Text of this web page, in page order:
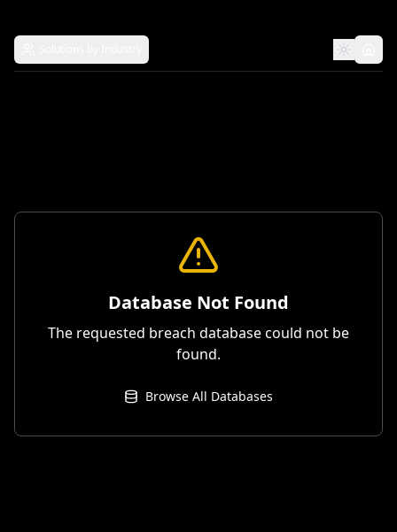
Database Not Found
The requested breach database could not be
found.
Browse All Databases